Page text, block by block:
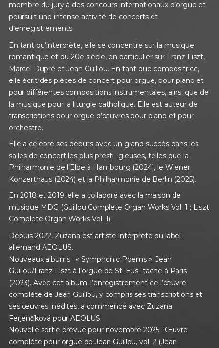
membre du jury à des concours internationaux d’orgue et
poursuit une intense activité de concerts et
d’enregistrements.
En tant qu’interprète, elle se concentre sur la musique
romantique et du 20e siècle, en particulier sur Franz Liszt,
Marcel Dupré et Jean Guillou. En tant que compositrice,
elle écrit des pièces de concert pour orgue, pour piano et
pour différentes compositions instrumentales, ainsi que de
la musique pour la liturgie catholique. Elle est auteur de
transcriptions pour orgue d’œuvres pour piano et pour
orchestre.
Elle a célébré ses débuts avec un grand succès dans les
salles de concert les plus presti- gieuses, telles que la
Philharmonie de l’Elbe à Hambourg (2024), le Wiener
Konzerthaus (2024) et la Philharmonie de Berlin (2025).
En 2018 et 2019, elle a collaboré avec la maison de
musique MDG (Guillou Complete Organ Works Vol. 1 ; Liszt
Complete Organ Works Vol. 1).
Depuis 2022, Zuzana est artiste interprète du label
allemand AEOLUS.
Nouveaux albums : « Symphonic Poems », Jean
Guillou/Franz Liszt à l’orgue de St. Eus- tache à Paris
(2023). Avec cet album, l’enregistrement de l’œuvre
complète de Jean Guillou, y compris ses transcriptions et
ses œuvres inédites, a commencé avec Zuzana
Ferjenčíková pour AEOLUS.
Nouvelle sortie prévue pour novembre 2025 : Œuvre
complète pour orgue de Jean Guillou, vol. 2 (Jean